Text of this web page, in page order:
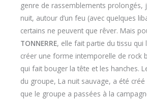
genre de rassemblements prolongés,
nuit, autour d’un feu (avec quelques
certains ne peuvent que rêver. Mais
TONNERRE, elle fait partie du tissu qui
créer une forme intemporelle de rock
qui fait bouger la tête et les hanches.
du groupe, La nuit sauvage, a été
que le groupe a passées à la